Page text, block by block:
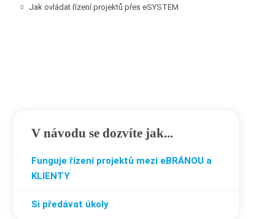
Jak ovládat řízení projektů přes eSYSTEM
V návodu se dozvíte jak...
Funguje řízení projektů mezi eBRÁNOU a
KLIENTY
Si předávat úkoly